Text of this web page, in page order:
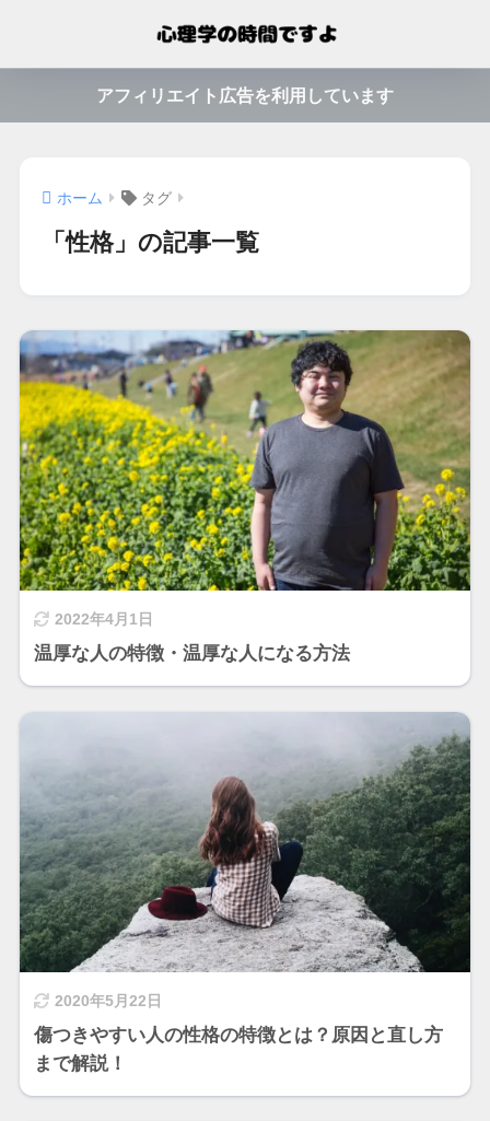
アフィリエイト広告を利用しています
ホーム タグ
「性格」の記事一覧
2022年4月1日
温厚な人の特徴・温厚な人になる方法
2020年5月22日
傷つきやすい人の性格の特徴とは？原因と直し方
まで解説！